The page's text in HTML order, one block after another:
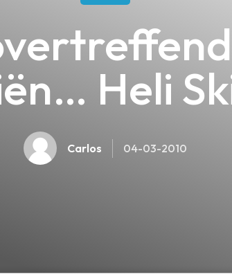
Heli
Carlos 04-03-2010